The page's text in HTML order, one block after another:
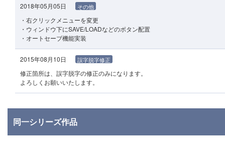
2018年05月05日 その他
・右クリックメニューを変更
・ウィンドウ下にSAVE/LOADなどのボタン配置
・オートセーブ機能実装
2015年08月10日 誤字脱字修正
修正箇所は、誤字脱字の修正のみになります。
よろしくお願いいたします。
同一シリーズ作品